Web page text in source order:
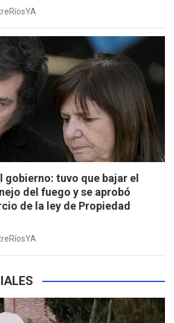
gobierno: tuvo que bajar el
del fuego y se aprobó
de la ley de Propiedad